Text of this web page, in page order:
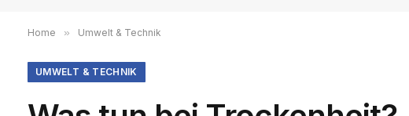
Home » Umwelt & Technik
UMWELT & TECHNIK